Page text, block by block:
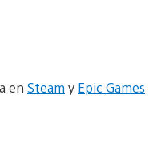
en Steam y Epic Games